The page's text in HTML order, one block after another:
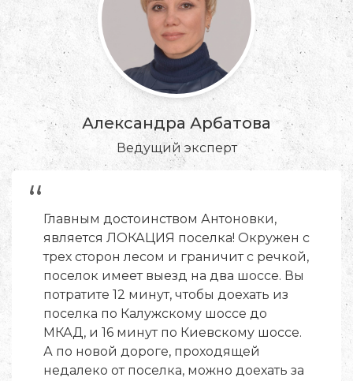
Александра Арбатова
Ведущий эксперт
“ Главным достоинством Антоновки,
является ЛОКАЦИЯ поселка! Окружен с
трех сторон лесом и граничит с речкой,
поселок имеет выезд на два шоссе. Вы
потратите 12 минут, чтобы доехать из
поселка по Калужскому шоссе до
МКАД, и 16 минут по Киевскому шоссе.
А по новой дороге, проходящей
недалеко от поселка, можно доехать за